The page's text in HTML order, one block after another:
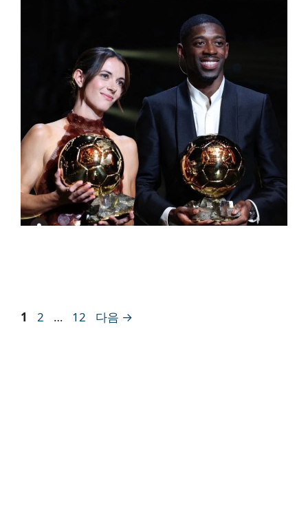
페
1
페
2 …
페
12 다음 →